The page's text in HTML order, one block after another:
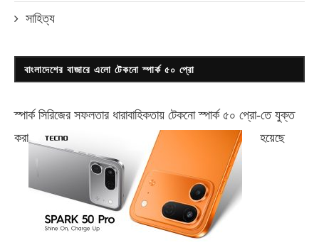
সাহিত্য
বাংলাদেশের বাজারে এলো টেকনো স্পার্ক ৫০ প্রো
স্পার্ক সিরিজের সফলতার ধারাবাহিকতায় টেকনোস্পার্ক ৫০ প্রো-তে যুক্ত
করা
হয়েছে